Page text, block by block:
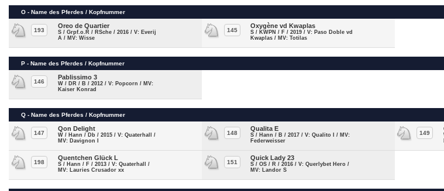
O - Name des Pferdes / Kopfnummer
193
Oreo de Quartier
S / Grpf.o.R / RSche / 2016 / V: Everij
A / MV: Wisse
145
Oxygène vd Kwaplas
S / KWPN / F / 2019 / V: Paso Doble vd
Kwaplas / MV: Totilas
P - Name des Pferdes / Kopfnummer
146
Pablissimo 3
W / DR / B / 2012 / V: Popcorn / MV:
Kaiser Konrad
Q - Name des Pferdes / Kopfnummer
147
Qon Delight
W / Hann / Db / 2015 / V: Quaterhall /
MV: Davignon I
148
Qualita E
S / Hann / B / 2017 / V: Qualito I / MV:
Federweisser
149
198
Quentchen Glück L
S / Hann / F / 2013 / V: Quaterhall /
MV: Lauries Crusador xx
151
Quick Lady 23
S / OS / R / 2016 / V: Querlybet Hero /
MV: Landor S